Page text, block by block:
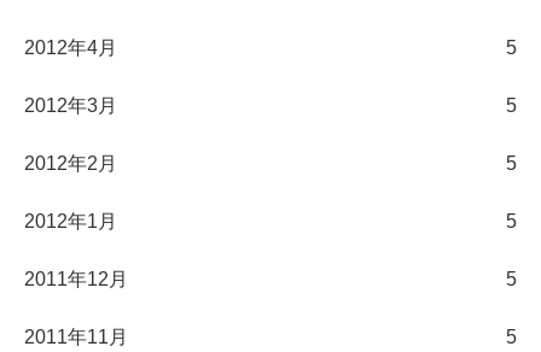
2012年4月 5
2012年3月 5
2012年2月 5
2012年1月 5
2011年12月 5
2011年11月 5